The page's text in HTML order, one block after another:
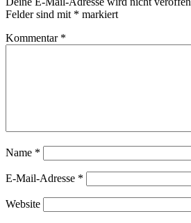
Felder sind mit * markiert
Kommentar *
Name *
E-Mail-Adresse *
Website